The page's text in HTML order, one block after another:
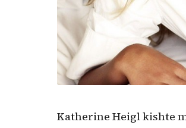
Katherine Heigl kishte